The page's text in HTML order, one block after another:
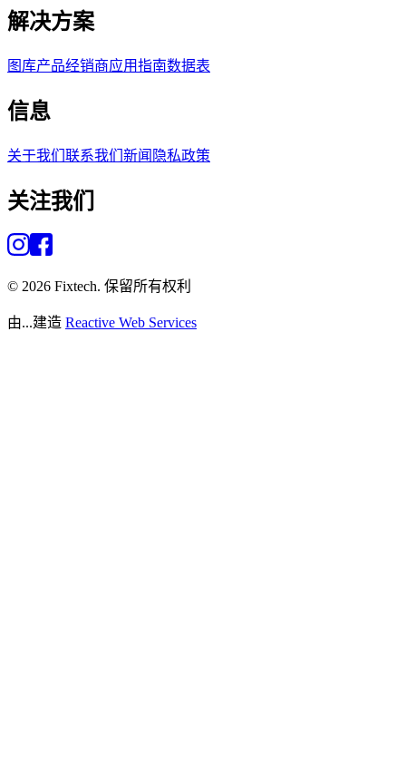
解决方案
图库产品经销商应用指南数据表
信息
关于我们 联系我们 新闻 隐私政策
关注我们
© 2026 Fixtech. 保留所有权利
由...建造 Reactive Web Services